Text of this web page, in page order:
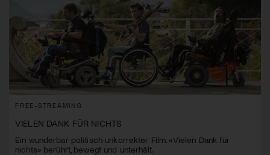
FREE-STREAMING
VIELEN DANK FÜR NICHTS
Ein wunderbar politisch unkorrekter Film. «Vielen Dank für
nichts» berührt, bewegt und unterhält.